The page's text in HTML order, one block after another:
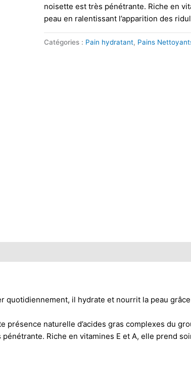
noisette est très pénétrante. Riche en
peau en ralentissant l’apparition des
Catégories : Pain hydratant, Pains
quotidiennement, il hydrate et nourrit la peau
naturelle d’acides gras complexes du
Riche en vitamines E et A, elle prend